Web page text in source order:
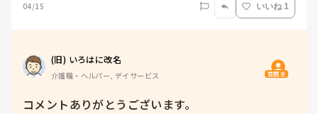
04/15 いいね 1
(旧) いろはに改名
介護職・ヘルパー, デイサービス 質問主
コメントありがとうございます。